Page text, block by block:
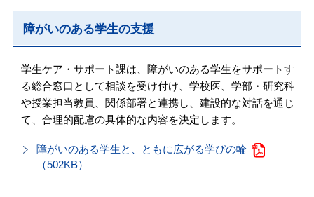
障がいのある学生の支援
学生ケア・サポート課は、障がいのある学生をサポートす
る総合窓口として相談を受け付け、学校医、学部・研究科
や授業担当教員、関係部署と連携し、建設的な対話を通じ
て、合理的配慮の具体的な内容を決定します。
障がいのある学生と、ともに広がる学びの輪
（502KB）